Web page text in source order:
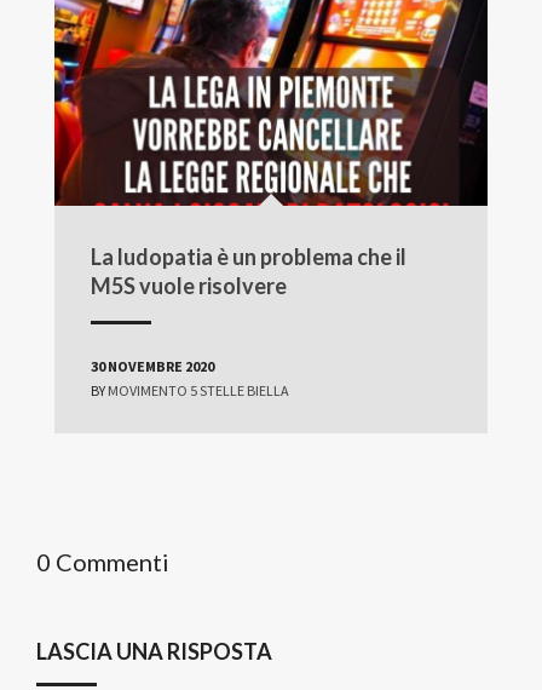
La ludopatia è un problema che il
M5S vuole risolvere
30 NOVEMBRE 2020
BY MOVIMENTO 5 STELLE BIELLA
0 Commenti
LASCIA UNA RISPOSTA